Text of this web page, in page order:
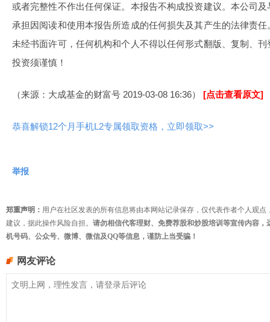
或者完整性不作出任何保证。本报告不构成投资建议。本公司
承担因阅读和使用本报告所造成的任何损失及其产生的法律责
未经书面许可，任何机构和个人不得以任何形式翻版、复制、
投资须谨慎！
（来源：大成基金的财富号 2019-03-08 16:36） [点击查看原文]
恭喜解锁12个月手机L2专属领取资格，立即领取>>
举报
郑重声明： 用户在社区发表的所有信息将由本网站记录保存，仅代表作者个人观
建议，据此操作风险自担。 请勿相信代客理财、免费荐股和炒股培训等宣传内容
机号码、公众号、微博、微信及QQ等信息，谨防上当受骗！
网友评论